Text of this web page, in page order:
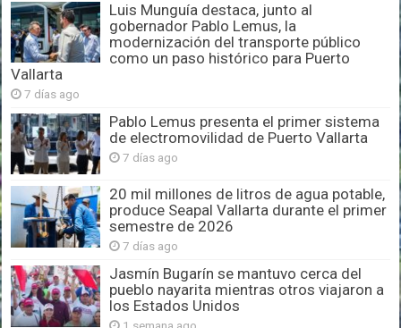
Luis Munguía destaca, junto al
gobernador Pablo Lemus, la
modernización del transporte público
como un paso histórico para Puerto
Vallarta
7 días ago
Pablo Lemus presenta el primer sistema
de electromovilidad de Puerto Vallarta
7 días ago
20 mil millones de litros de agua potable,
produce Seapal Vallarta durante el primer
semestre de 2026
7 días ago
Jasmín Bugarín se mantuvo cerca del
pueblo nayarita mientras otros viajaron a
los Estados Unidos